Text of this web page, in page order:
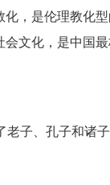
，是伦理教化
文化，是中国最
子、孔子和诸